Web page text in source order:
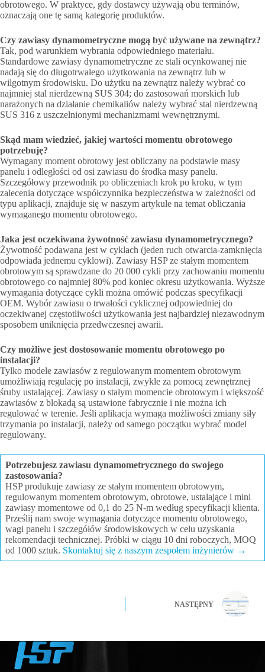
obrotowego. W praktyce, gdy dostawcy używają obu terminów,
oznaczają one tę samą kategorię produktów.
Czy zawiasy dynamometryczne mogą być używane na zewnątrz?
Tak, pod warunkiem wybrania odpowiedniego materiału.
Standardowe zawiasy dynamometryczne ze stali ocynkowanej nie
nadają się do długotrwałego użytkowania na zewnątrz lub w
wilgotnym środowisku. Do użytku na zewnątrz należy wybrać co
najmniej stal nierdzewną SUS 304; do zastosowań morskich lub
narażonych na działanie chemikaliów należy wybrać stal nierdzewną
SUS 316 z uszczelnionymi mechanizmami wewnętrznymi.
Skąd mam wiedzieć, jakiej wartości momentu obrotowego
potrzebuję?
Wymagany moment obrotowy jest obliczany na podstawie masy
panelu i odległości od osi zawiasu do środka masy panelu.
Szczegółowy przewodnik po obliczeniach krok po kroku, w tym
zalecenia dotyczące współczynnika bezpieczeństwa w zależności od
typu aplikacji, znajduje się w naszym artykule na temat obliczania
wymaganego momentu obrotowego.
Jaka jest oczekiwana żywotność zawiasu dynamometrycznego?
Żywotność podawana jest w cyklach (jeden ruch otwarcia-zamknięcia
odpowiada jednemu cyklowi). Zawiasy HSP ze stałym momentem
obrotowym są sprawdzane do 20 000 cykli przy zachowaniu momentu
obrotowego co najmniej 80% pod koniec okresu użytkowania. Wyższe
wymagania dotyczące cykli można omówić podczas specyfikacji
OEM. Wybór zawiasu o trwałości cyklicznej odpowiedniej do
oczekiwanej częstotliwości użytkowania jest najbardziej niezawodnym
sposobem uniknięcia przedwczesnej awarii.
Czy możliwe jest dostosowanie momentu obrotowego po
instalacji?
Tylko modele zawiasów z regulowanym momentem obrotowym
umożliwiają regulację po instalacji, zwykle za pomocą zewnętrznej
śruby ustalającej. Zawiasy o stałym momencie obrotowym i większość
zawiasów z blokadą są ustawione fabrycznie i nie można ich
regulować w terenie. Jeśli aplikacja wymaga możliwości zmiany siły
trzymania po instalacji, należy od samego początku wybrać model
regulowany.
Potrzebujesz zawiasu dynamometrycznego do swojego
zastosowania?
HSP produkuje zawiasy ze stałym momentem obrotowym,
regulowanym momentem obrotowym, obrotowe, ustalające i mini
zawiasy momentowe od 0,1 do 25 N-m według specyfikacji klienta.
Prześlij nam swoje wymagania dotyczące momentu obrotowego,
wagi panelu i szczegółów środowiskowych w celu uzyskania
rekomendacji technicznej. Próbki w ciągu 10 dni roboczych, MOQ
od 1000 sztuk. Skontaktuj się z naszym zespołem inżynierów →
NASTĘPNY